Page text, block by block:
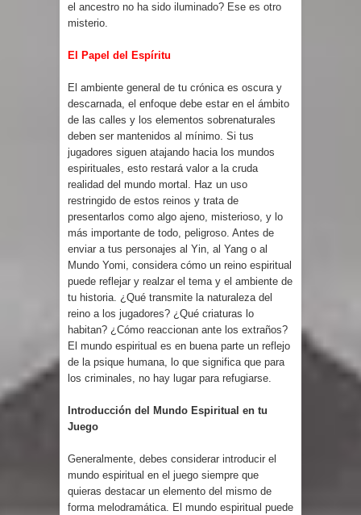
el ancestro no ha sido iluminado? Ese es otro
misterio.
El Papel del Espíritu
El ambiente general de tu crónica es oscura y
descarnada, el enfoque debe estar en el ámbito
de las calles y los elementos sobrenaturales
deben ser mantenidos al mínimo. Si tus
jugadores siguen atajando hacia los mundos
espirituales, esto restará valor a la cruda
realidad del mundo mortal. Haz un uso
restringido de estos reinos y trata de
presentarlos como algo ajeno, misterioso, y lo
más importante de todo, peligroso. Antes de
enviar a tus personajes al Yin, al Yang o al
Mundo Yomi, considera cómo un reino espiritual
puede reflejar y realzar el tema y el ambiente de
tu historia. ¿Qué transmite la naturaleza del
reino a los jugadores? ¿Qué criaturas lo
habitan? ¿Cómo reaccionan ante los extraños?
El mundo espiritual es en buena parte un reflejo
de la psique humana, lo que significa que para
los criminales, no hay lugar para refugiarse.
Introducción del Mundo Espiritual en tu
Juego
Generalmente, debes considerar introducir el
mundo espiritual en el juego siempre que
quieras destacar un elemento del mismo de
forma melodramática. El mundo espiritual puede